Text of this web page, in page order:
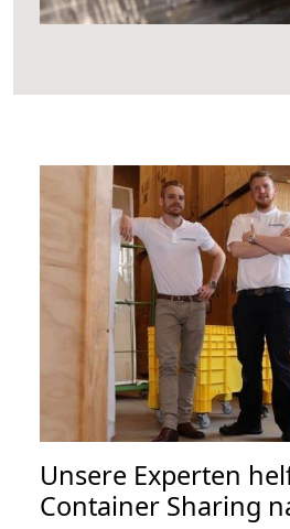
Unsere Experten
Container Sharing